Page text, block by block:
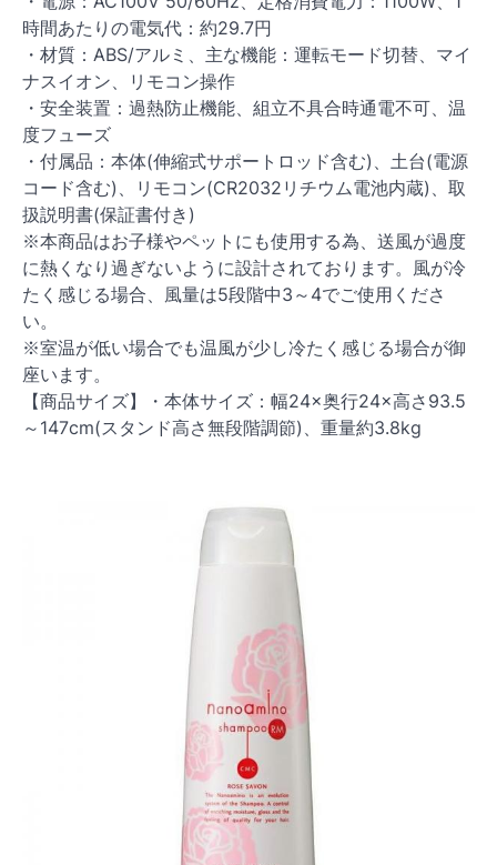
時間あたりの電気代：約29.7円
・材質：ABS/アルミ、主な機能：運転モード切替、マイ
ナスイオン、リモコン操作
・安全装置：過熱防止機能、組立不具合時通電不可、温
度フューズ
・付属品：本体(伸縮式サポートロッド含む)、土台(電源
コード含む)、リモコン(CR2032リチウム電池内蔵)、取
扱説明書(保証書付き)
※本商品はお子様やペットにも使用する為、送風が過度
に熱くなり過ぎないように設計されております。風が冷
たく感じる場合、風量は5段階中3～4でご使用くださ
い。
※室温が低い場合でも温風が少し冷たく感じる場合が御
座います。
【商品サイズ】・本体サイズ：幅24×奥行24×高さ93.5
～147cm(スタンド高さ無段階調節)、重量約3.8kg